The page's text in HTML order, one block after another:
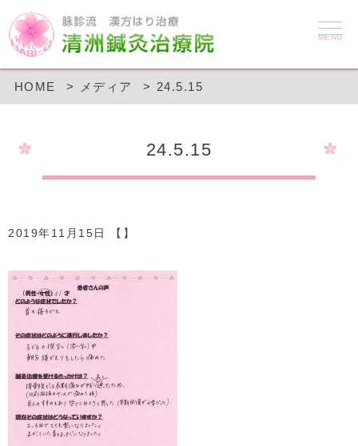
MENU
HOME メディア 24.5.15
24.5.15
2019年11月15日 【】